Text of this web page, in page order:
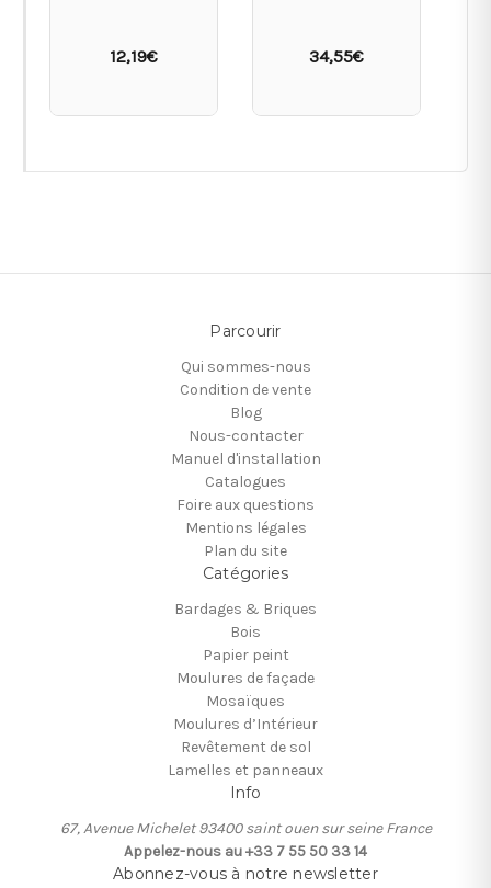
12,19€ 34,55€
Parcourir
Qui sommes-nous
Condition de vente
Blog
Nous-contacter
Manuel d'installation
Catalogues
Foire aux questions
Mentions légales
Plan du site
Catégories
Bardages & Briques
Bois
Papier peint
Moulures de façade
Mosaïques
Moulures d’Intérieur
Revêtement de sol
Lamelles et panneaux
Info
67, Avenue Michelet 93400 saint ouen sur seine France
Appelez-nous au +33 7 55 50 33 14
Abonnez-vous à notre newsletter